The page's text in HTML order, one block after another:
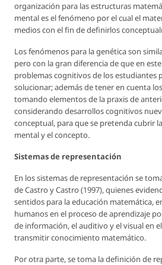
organización para las estructuras
mental es el fenómeno por el cual el
medios con el fin de definirlos
Los fenómenos para la genética son
pero con la gran diferencia de que en
problemas cognitivos de los estudiantes
solucionar; además de tener en cuenta
tomando elementos de la praxis de
considerando desarrollos cognitivos
conceptual, para que se pretenda cubrir
mental y el concepto.
Sistemas de representación
En los sistemas de representación se
de Castro y Castro (1997), quienes
sentidos para la educación matemática,
humanos en el proceso de aprendizaje
de información, el auditivo y el visual en
transmitir conocimiento matemático.
Por otra parte, se toma la definición de